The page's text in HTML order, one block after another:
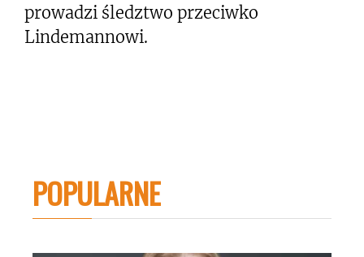
prowadzi śledztwo przeciwko
Lindemannowi.
POPULARNE